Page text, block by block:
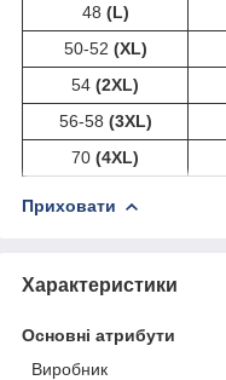
48 (L)
50-52 (XL)
54 (2XL)
56-58 (3XL)
70 (4XL)
Приховати
Характеристики
Основні атрибути
Виробник